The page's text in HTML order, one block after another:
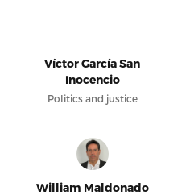
Víctor García San
Inocencio
Politics and justice
William Maldonado